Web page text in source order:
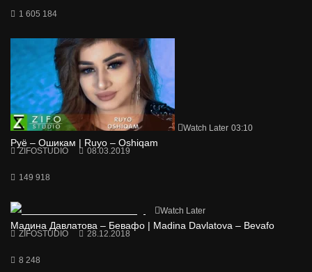
1 605 184
Watch Later 03:10
Руё – Ошикам | Ruyo – Oshiqam
ZIFOSTUDIO 08.03.2019
149 918
Watch Later
Мадина Давлатова – Бевафо | Madina Davlatova – Bevafo
ZIFOSTUDIO 28.12.2018
8 248